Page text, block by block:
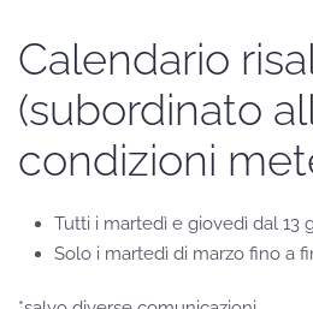
Calendario
(subordinato
condizioni
Tutti i martedì e giovedì dal 13
Solo i martedì di marzo fino a